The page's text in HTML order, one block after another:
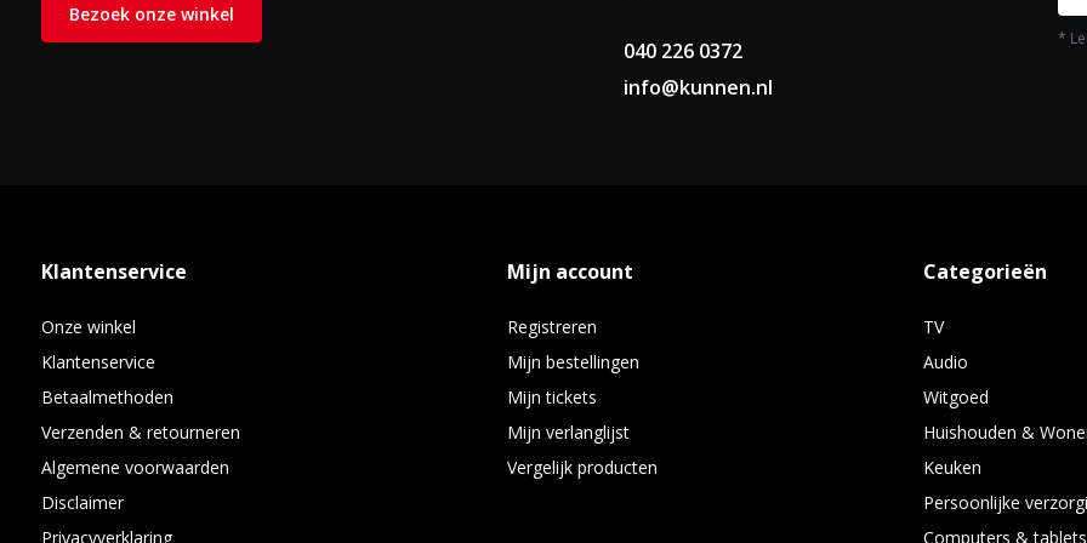
Bezoek onze winkel
040 226 0372
info@kunnen.nl
*
Klantenservice
Onze winkel
Klantenservice
Betaalmethoden
Verzenden & retourneren
Algemene voorwaarden
Disclaimer
Privacyverklaring
Mijn account
Registreren
Mijn bestellingen
Mijn tickets
Mijn verlanglijst
Vergelijk producten
Categorieën
TV
Audio
Witgoed
Huishouden &
Keuken
Persoonlijke
Computers & tablets